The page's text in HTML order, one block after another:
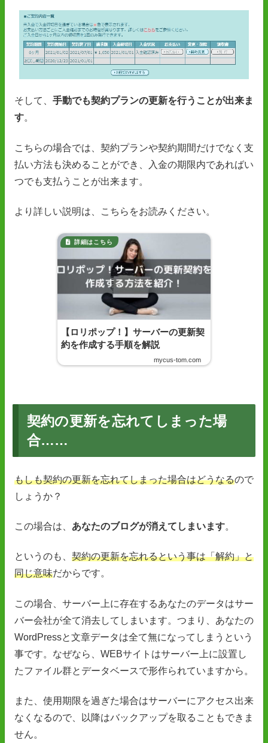
そして、 手動でも契約プランの更新を行うことが出来ま
す。
こちらの場合では、契約プランや契約期間だけでなく支
払い方法も決めることができ、入金の期限内であればい
つでも支払うことが出来ます。
より詳しい説明は、こちらをお読みください。
【ロリポップ！】サーバーの更新契
約を作成する手順を解説
mycus-tom.com
契約の更新を忘れてしまった場
合……
もしも契約の更新を忘れてしまった場合はどうなるので
しょうか？
この場合は、 あなたのブログが消えてしまいます。
というのも、 契約の更新を忘れるという事は「解約」と
同じ意味だからです。
この場合、サーバー上に存在するあなたのデータはサー
バー会社が全て消去してしまいます。つまり、あなたの
WordPressと文章データは全て無になってしまうという
事です。なぜなら、WEBサイトはサーバー上に設置し
たファイル群とデータベースで形作られていますから。
また、使用期限を過ぎた場合はサーバーにアクセス出来
なくなるので、以降はバックアップを取ることもできま
せん。